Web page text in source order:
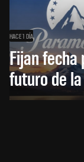
HACE 1 DÍA
Fijan
futuro de